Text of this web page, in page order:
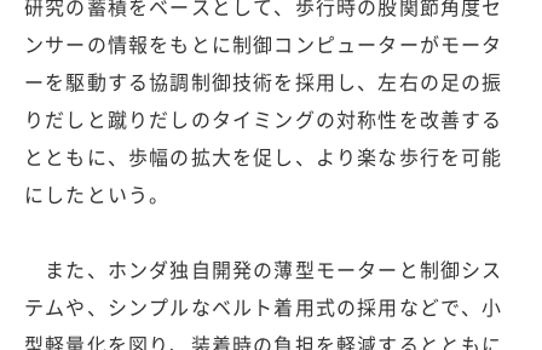
研究の蓄積をベースとして、歩行時の股関節角度セ
ンサーの情報をもとに制御コンピューターがモータ
ーを駆動する協調制御技術を採用し、左右の足の振
りだしと蹴りだしのタイミングの対称性を改善する
とともに、歩幅の拡大を促し、より楽な歩行を可能
にしたという。
また、ホンダ独自開発の薄型モーターと制御シス
テムや、シンプルなベルト着用式の採用などで、小
型軽量化を図り、装着時の負担を軽減するとともに